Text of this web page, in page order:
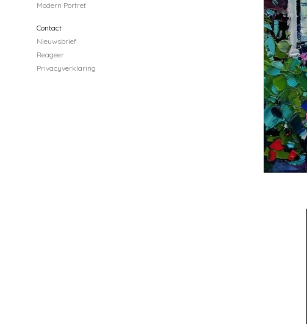
Modern Portret
Contact
Nieuwsbrief
Reageer
Privacyverklaring